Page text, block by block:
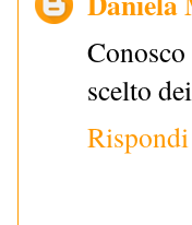
scelto
Rispondi